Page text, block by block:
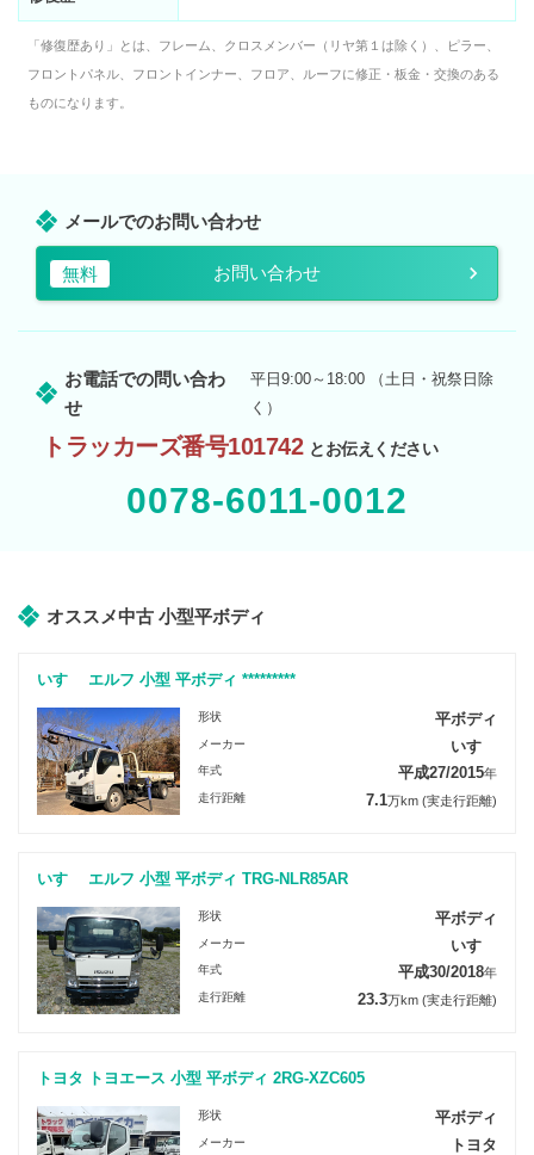
「修復歴あり」とは、フレーム、クロスメンバー（リヤ第１は除く）、ピラー、
フロントパネル、フロントインナー、フロア、ルーフに修正・板金・交換のある
ものになります。
メールでのお問い合わせ
無料 お問い合わせ
お電話での問い合わ
せ
平日9:00～18:00 （土日・祝祭日除
く）
トラッカーズ番号101742 とお伝えください
0078-6011-0012
オススメ中古 小型平ボディ
いすゞ エルフ 小型 平ボディ *********
形状 平ボディ
メーカー いすゞ
年式 平成27/2015年
走行距離 7.1万km (実走行距離)
いすゞ エルフ 小型 平ボディ TRG-NLR85AR
形状 平ボディ
メーカー いすゞ
年式 平成30/2018年
走行距離 23.3万km (実走行距離)
トヨタ トヨエース 小型 平ボディ 2RG-XZC605
形状 平ボディ
メーカー トヨタ